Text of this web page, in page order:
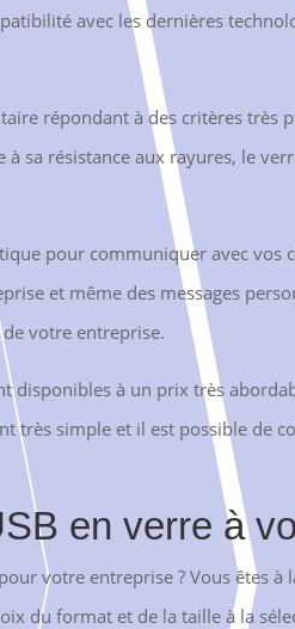
avec les dernières
répondant à des critères très
sa résistance aux rayures, le
pour communiquer avec vos
et même des messages
votre entreprise.
disponibles à un prix très
très simple et il est possible de
en verre à
votre entreprise ? Vous êtes
du format et de la taille à la